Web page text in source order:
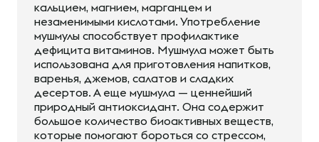
кальцием, магнием, марганцем и
незаменимыми кислотами. Употребление
мушмулы способствует профилактике
дефицита витаминов. Мушмула может быть
использована для приготовления напитков,
варенья, джемов, салатов и сладких
десертов. А еще мушмула — ценнейший
природный антиоксидант. Она содержит
большое количество биоактивных веществ,
которые помогают бороться со стрессом,